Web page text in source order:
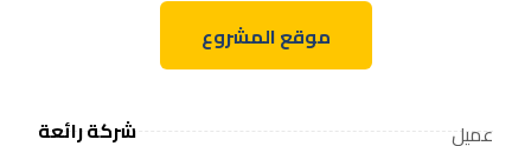
موقع المشروع
عميل
شركة رائعة